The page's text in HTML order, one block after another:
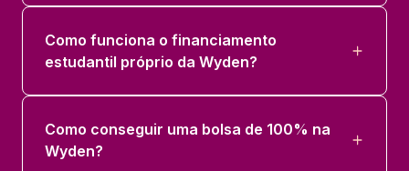
Como funciona o financiamento
estudantil próprio da Wyden?
Como conseguir uma bolsa de 100% na
Wyden?